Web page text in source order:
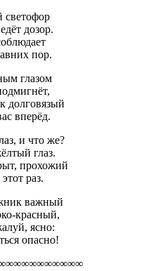
светофор
дозор.
пор.
глазом
долговязый
вперёд.
и что же?
глаз.
прохожий
раз.
важный
красный,
ясно:
опасно!